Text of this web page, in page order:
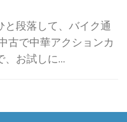
と段落して、バイク通
古で中華アクションカ
、お試しに...